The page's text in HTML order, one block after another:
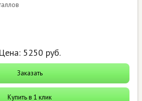
Цена: 5250 руб.
Заказать
Купить в 1 клик